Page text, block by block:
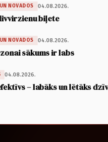
NOVADOS 04.08.2026.
biļete
NOVADOS 04.08.2026.
sākums ir labs
04.08.2026.
– labāks un lētāks